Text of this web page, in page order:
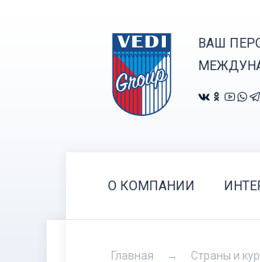
ВАШ
О КОМПАНИИ
Главная Страны и